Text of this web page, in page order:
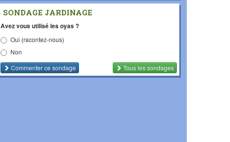
SONDAGE JARDINAGE
Avez vous utilisé les oyas ?
Oui (racontez-nous)
Non
Commenterce sondage Tous les sondages